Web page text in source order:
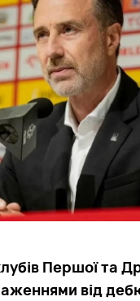
Першої та
від